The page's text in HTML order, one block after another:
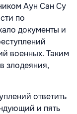
Аун Сан Су
по
документы и
военных. Таким
злодеяния,
ответить
и пять